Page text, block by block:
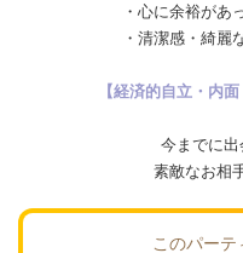
・心に余裕があ
・清潔感・綺麗
【経済的自立・内
今までに出
素敵なお相
このパーテ